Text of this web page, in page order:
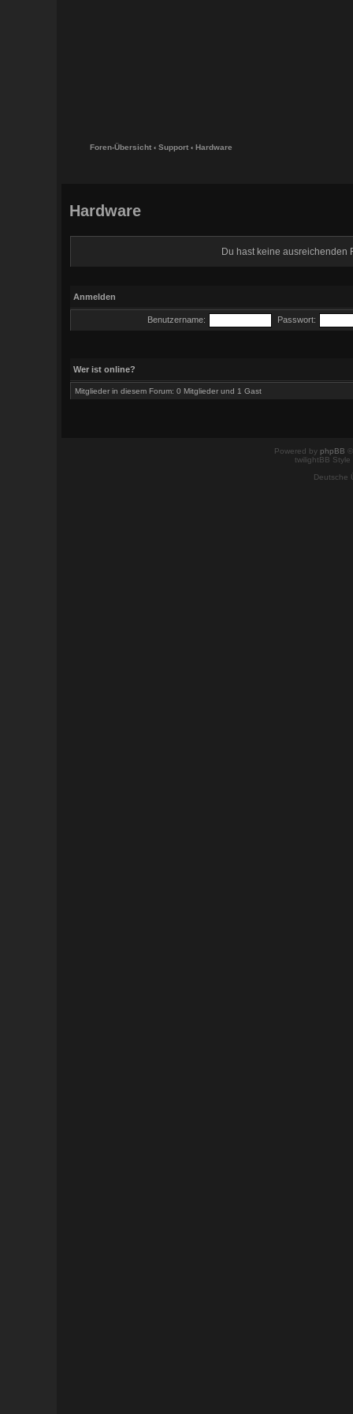
Foren-Übersicht ‹ Support ‹ Hardware
Hardware
Du hast keine ausreichenden
Anmelden
Benutzername: Passwort:
Wer ist online?
Mitglieder in diesem Forum: 0 Mitglieder und 1 Gast
Powered by phpBB
twilightBB
Deutsche